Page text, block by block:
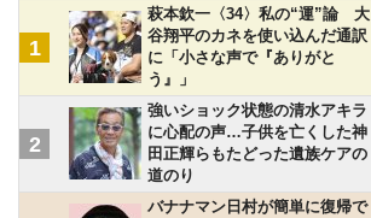
1
萩本欽一〈34〉私の“運”論 大
谷翔平のカネを使い込んだ通訳
に「小さな声で『ありがと
う』」
2
強いショック状態の清水アキラ
に心配の声…子供を亡くした神
田正輝らもたどった遺族ケアの
道のり
バナナマン日村が簡単に復帰で